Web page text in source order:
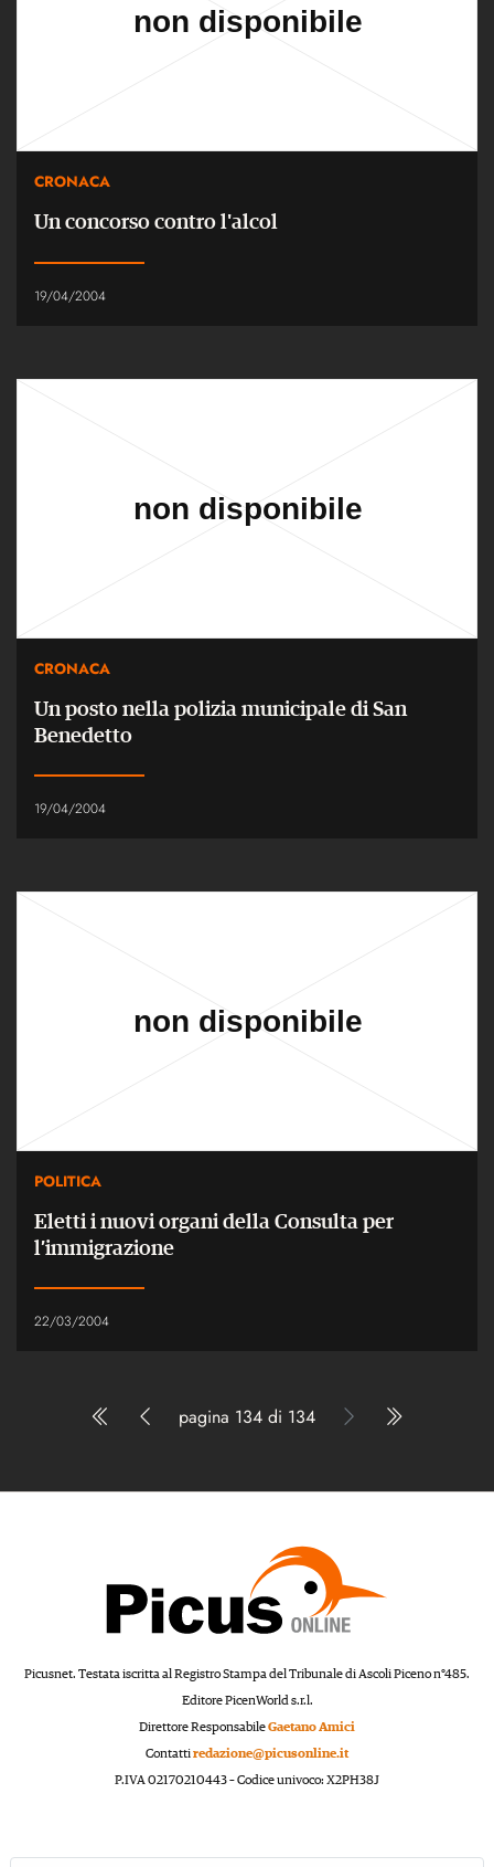
CRONACA
Un concorso contro l'alcol
19/04/2004
CRONACA
Un posto nella polizia municipale di San
Benedetto
19/04/2004
POLITICA
Eletti i nuovi organi della Consulta per
l’immigrazione
22/03/2004
pagina 134 di 134
Picusnet. Testata iscritta al Registro Stampa del Tribunale di Ascoli Piceno n°485.
Editore PicenWorld s.r.l.
Direttore ResponsabileGaetano Amici
Contattiredazione@picusonline.it
P.IVA 02170210443 – Codice univoco: X2PH38J